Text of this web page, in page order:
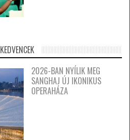
KEDVENCEK
2026-BAN NYÍLIK MEG
SANGHAJ ÚJ IKONIKUS
OPERAHÁZA